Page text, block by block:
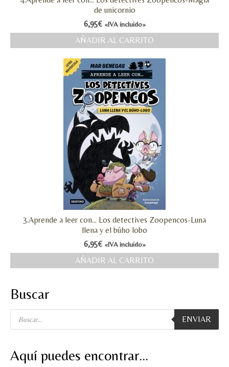
de unicornio
6,95€ «IVA incluido»
AÑADIR AL CARRITO
3.Aprende a leer con… Los detectives Zoopencos-Luna
llena y el búho lobo
6,95€ «IVA incluido»
AÑADIR AL CARRITO
Buscar
Búsqueda
productos
ENVIAR
Aquí puedes encontrar…